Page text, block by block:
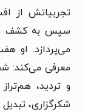
تجربیاتش از
سپس به کشف
می‌پردازد. او
معرفی می‌کند:
و تردید،
شکرگزاری،